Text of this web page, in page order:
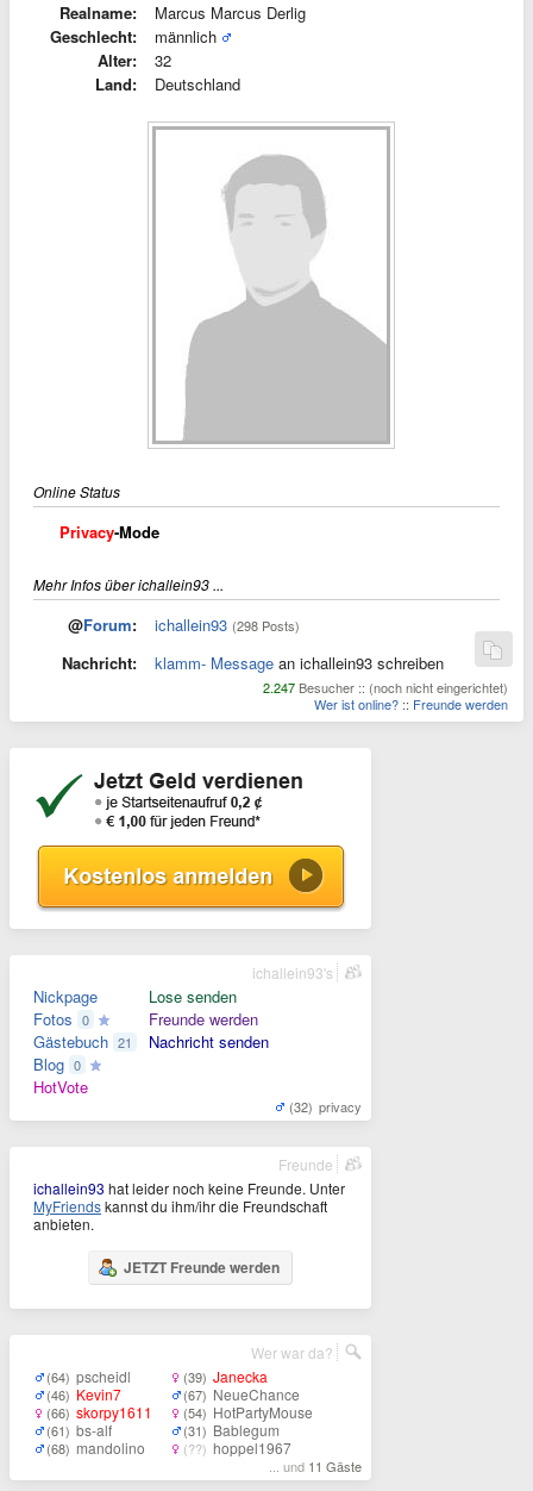
Realname:
Marcus Marcus Derlig
Geschlecht:
männlich
Alter:
32
Land:
Deutschland
Online Status
Privacy-Mode
Mehr Infos über ichallein93 ...
@Forum: ichallein93 (298 Posts)
Nachricht: klamm- Message an ichallein93 schreiben
2.247 Besucher :: (noch nicht eingerichtet)
Wer ist online? :: Freunde werden
Nickpage
Fotos 0
Gästebuch 21
Blog 0
HotVote
Lose senden
Freunde werden
Nachricht senden
(32) privacy
ichallein93's
ichallein93 hat leider noch keine Freunde. Unter
MyFriendskannst du ihm/ihr die Freundschaft
anbieten.
JETZT Freunde werden
Freunde
(64) pscheidl
(46) Kevin7
(66) skorpy1611
(61) bs-alf
(68) mandolino
(39) Janecka
(67) NeueChance
(54) HotPartyMouse
(31) Bablegum
(??) hoppel1967
... und 11 Gäste
Wer war da?